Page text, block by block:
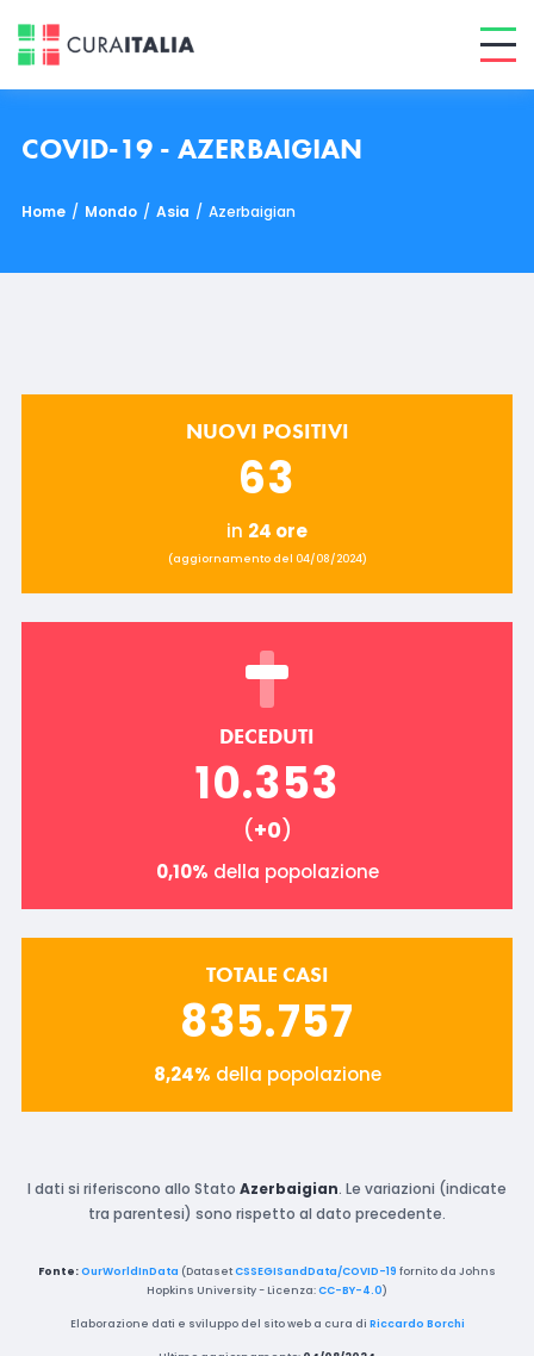
COVID-19 - AZERBAIGIAN
Home / Mondo / Asia / Azerbaigian
NUOVI POSITIVI
63
in 24 ore
(aggiornamento del 04/08/2024)
DECEDUTI
10.353
(+0)
0,10% della popolazione
TOTALE CASI
835.757
8,24% della popolazione
I dati si riferiscono allo Stato Azerbaigian. Le variazioni (indicate
tra parentesi) sono rispetto al dato precedente.
Fonte:OurWorldInData (DatasetCSSEGISandData/COVID-19 fornito da Johns
Hopkins University - Licenza:CC-BY-4.0)
Elaborazione dati e sviluppo del sito web a cura di Riccardo Borchi